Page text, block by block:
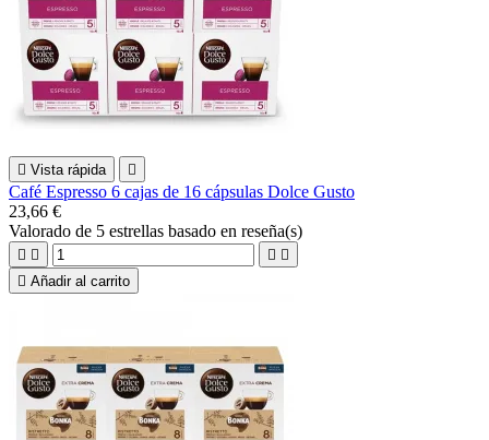
 Vista rápida 
Café Espresso 6 cajas de 16 cápsulas Dolce Gusto
23,66 €
Valorado de 5 estrellas basado en reseña(s)
   
 Añadir al carrito